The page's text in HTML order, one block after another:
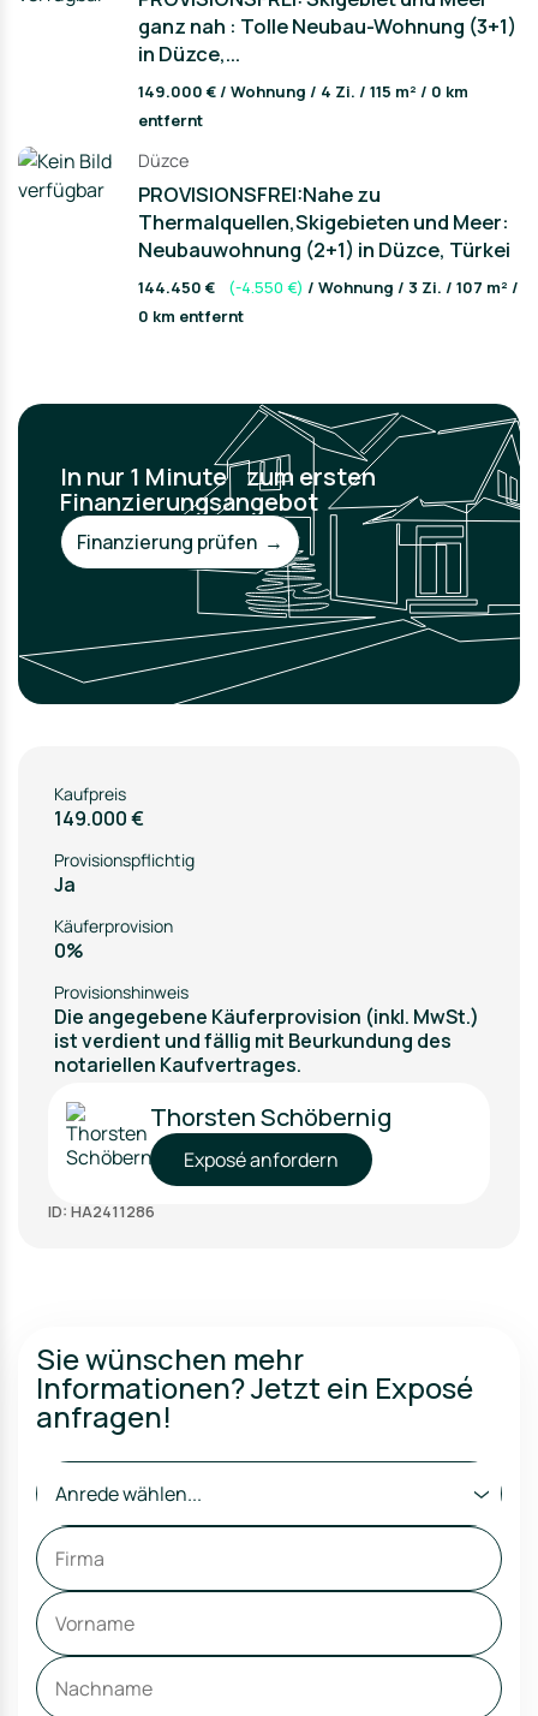
underfloor heating and have their own parking spaces.
The apartments shown in the exposé are just examples -
each apartment is available in different locations and
sizes, with different prices to suit your needs.
Great amenities on the complex:
- Communal pool
- movie theater
ganz nah : Tolle Neubau-Wohnung (3+1)
in Düzce,...
149.000 € / Wohnung / 4 Zi. / 115 m² / 0 km
entfernt
Düzce
PROVISIONSFREI:Nahe zu
Thermalquellen,Skigebieten und Meer:
Neubauwohnung (2+1) in Düzce, Türkei
144.450 € (-4.550 €) / Wohnung / 3 Zi. / 107 m² /
0 km entfernt
In nur 1 Minute zum ersten
Finanzierungsangebot
Finanzierung prüfen →
Kaufpreis
149.000 €
Provisionspflichtig
Ja
Käuferprovision
0%
Provisionshinweis
Die angegebene Käuferprovision (inkl. MwSt.)
ist verdient und fällig mit Beurkundung des
notariellen Kaufvertrages.
Thorsten Schöbernig
Exposé anfordern
ID: HA2411286
Sie wünschen mehr
Informationen? Jetzt ein Exposé
anfragen!
Anrede wählen...